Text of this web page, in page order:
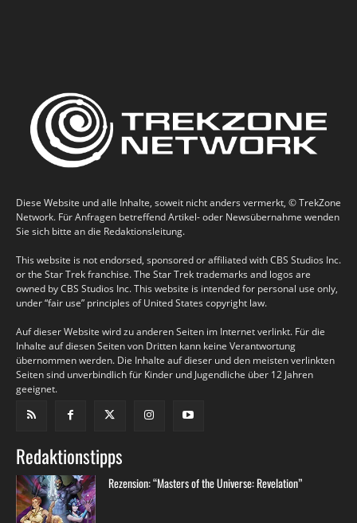
Diese Website und alle Inhalte, soweit nicht anders vermerkt, © TrekZone
Network. Für Anfragen betreffend Artikel- oder Newsübernahme wenden
Sie sich bitte an die Redaktionsleitung.
This website is not endorsed, sponsored or affiliated with CBS Studios Inc.
or the Star Trek franchise. The Star Trek trademarks and logos are
owned by CBS Studios Inc. This website is intended for personal use only,
under “fair use” principles of United States copyright law.
Auf dieser Website wird zu anderen Seiten im Internet verlinkt. Für die
Inhalte auf diesen Seiten von Dritten kann keine Verantwortung
übernommen werden. Die Inhalte auf dieser und den meisten verlinkten
Seiten sind unverbindlich für Kinder und Jugendliche über 12 Jahren
geeignet.
Redaktionstipps
Rezension: “Masters of the Universe: Revelation”